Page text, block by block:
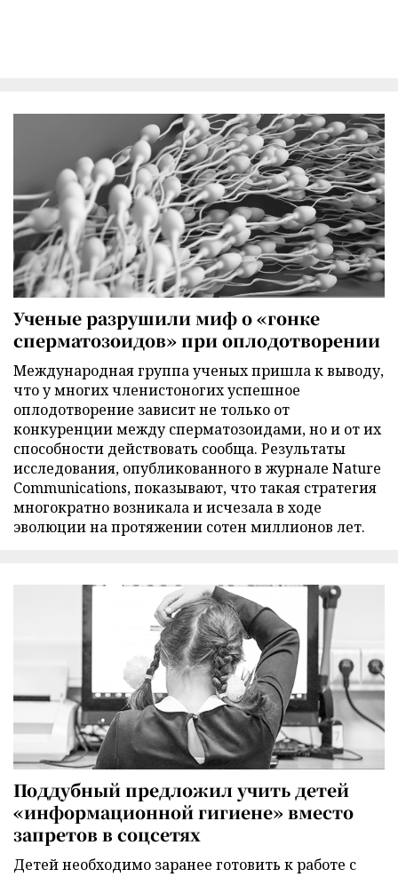
Ученые разрушили миф о «гонке
сперматозоидов» при оплодотворении
Международная группа ученых пришла к выводу,
что у многих членистоногих успешное
оплодотворение зависит не только от
конкуренции между сперматозоидами, но и от их
способности действовать сообща. Результаты
исследования, опубликованного в журнале Nature
Communications, показывают, что такая стратегия
многократно возникала и исчезала в ходе
эволюции на протяжении сотен миллионов лет.
Поддубный предложил учить детей
«информационной гигиене» вместо
запретов в соцсетях
Детей необходимо заранее готовить к работе с